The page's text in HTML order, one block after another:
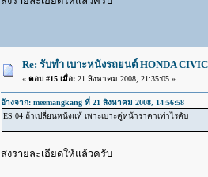
Re: รับทำ เบาะหนังรถยนต์ HONDA
« ตอบ #15 เมื่อ:21 สิงหาคม 2008, 21:35:05 »
อ้างจาก: meemangkang ที่ 21 สิงหาคม 2008, 14:56:58
ES 04 ถ้าเปลี่ยนหนังแท้ เพาะเบาะคู่หน้าราคาเท่าไรคับ
ส่งรายละเอียดให้แล้วครับ